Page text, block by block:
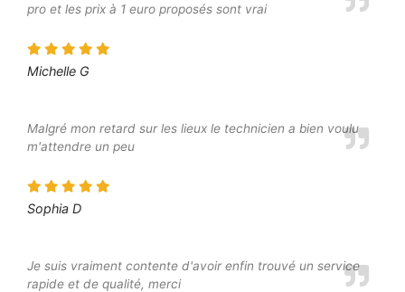
pro et les prix à 1 euro proposés sont vrai
Michelle G
Malgré mon retard sur les lieux le technicien a bien voulu
m'attendre un peu
Sophia D
Je suis vraiment contente d'avoir enfin trouvé un service
rapide et de qualité, merci